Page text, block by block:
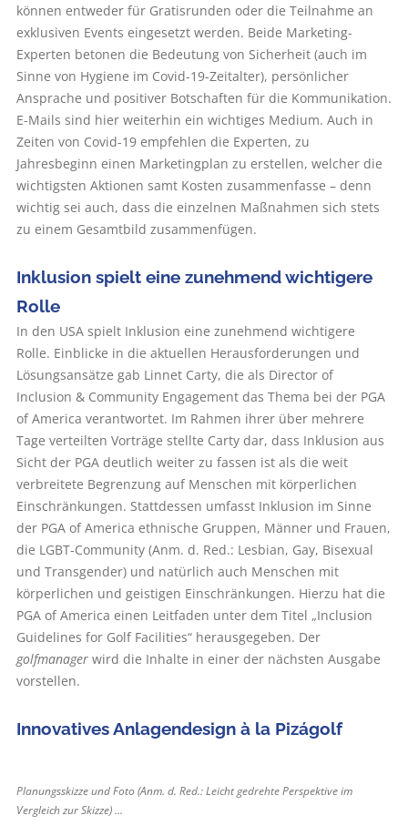
können entweder für Gratisrunden oder die Teilnahme an
exklusiven Events eingesetzt werden. Beide Marketing-
Experten betonen die Bedeutung von Sicherheit (auch im
Sinne von Hygie­ne im Covid-19-Zeitalter), persönlicher
Ansprache und positiver Botschaften für die Kommunikation.
E-Mails sind hier weiterhin ein wichtiges Medium. Auch in
Zeiten von Covid-19 empfehlen die Experten, zu
Jahresbeginn einen Marketingplan zu erstellen, welcher die
wichtigsten Aktionen samt Kosten zusammenfasse – denn
wichtig sei auch, dass die einzelnen Maßnahmen sich stets
zu einem Gesamtbild zusammenfügen.
Inklusion spielt eine zunehmend wichtigere
Rolle
In den USA spielt Inklusion eine zunehmend wichtigere
Rolle. Einblicke in die aktuellen Herausforderungen und
Lösungsansätze gab Linnet Carty, die als Director of
Inclusion & Community Engagement das Thema bei der PGA
of America verantwortet. Im Rahmen ihrer über mehrere
Tage verteilten Vorträge stellte Carty dar, dass Inklusion aus
Sicht der PGA deutlich weiter zu fassen ist als die weit
verbreitete Begrenzung auf Menschen mit körperlichen
Einschränkungen. Stattdessen umfasst Inklusion im Sinne
der PGA of America ethnische Gruppen, Männer und Frauen,
die LGBT-Community (Anm. d. Red.: Lesbian, Gay, Bisexual
und Transgender) und natürlich auch Menschen mit
körperlichen und geistigen Einschränkungen. Hierzu hat die
PGA of America einen Leitfaden unter dem Titel „Inclusion
Guidelines for Golf Facilities“ herausgegeben. Der
golfmanagerwird die Inhalte in einer der nächsten Ausgabe
vorstellen.
Innovatives Anlagen­design à la Pizágolf
Planungsskizze und Foto (Anm. d. Red.: Leicht gedrehte Perspektive im
Vergleich zur Skizze) ...